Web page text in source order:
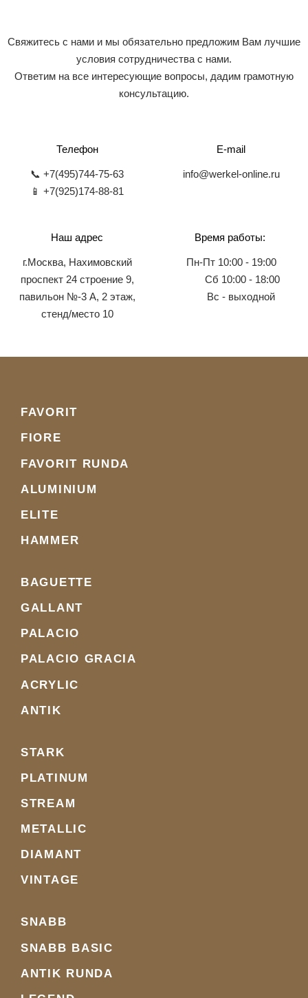
Свяжитесь с нами и мы обязательно предложим Вам лучшие
условия сотрудничества с нами.
Ответим на все интересующие вопросы, дадим грамотную
консультацию.
Телефон
📞 +7(495)744-75-63
📱 +7(925)174-88-81
E-mail
info@werkel-online.ru
Наш адрес
г.Москва, Нахимовский
проспект 24 строение 9,
павильон №-3 А, 2 этаж,
стенд/место 10
Время работы:
Пн-Пт 10:00 - 19:00
Сб 10:00 - 18:00
Вс - выходной
FAVORIT
FIORE
FAVORIT RUNDA
ALUMINIUM
ELITE
HAMMER
BAGUETTE
GALLANT
PALACIO
PALACIO GRACIA
ACRYLIC
ANTIK
STARK
PLATINUM
STREAM
METALLIC
DIAMANT
VINTAGE
SNABB
SNABB BASIC
ANTIK RUNDA